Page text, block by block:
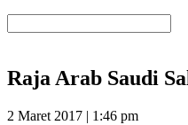
Raja Arab Saudi
2 Maret 2017 | 1:46 pm